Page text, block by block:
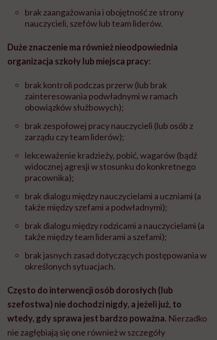
brak zaangażowania i obojętność ze strony
nauczycieli, szefów lub team liderów.
Duże znaczenie ma również nieodpowiednia
organizacja szkoły lub miejsca pracy:
brak kontroli podczas przerw (lub brak
zainteresowania podwładnymi w ramach
obowiązków służbowych);
brak zespołowej pracy nauczycieli (lub osób z
zarządu czy team liderów);
lekceważenie kradzieży, pobić, wagarów (bądź
widocznej agresji w stosunku do konkretnego
pracownika);
brak dialogu między nauczycielami a uczniami (a
także między szefami a podwładnymi);
brak dialogu między rodzicami a nauczycielami (a
także między team liderami a szefami);
brak jasnych zasad dotyczących postępowania w
określonych sytuacjach.
Często do interwencji osób dorosłych (lub
szefostwa) nie dochodzi nigdy, a jeżeli już, to
wtedy, gdy sprawa jest bardzo poważna. Nierzadko
nie zagłębiają się one również w szczegóły